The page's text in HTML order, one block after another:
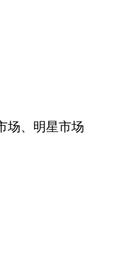
场、明星市场